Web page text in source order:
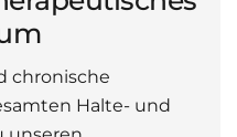
chronische
Halte- und